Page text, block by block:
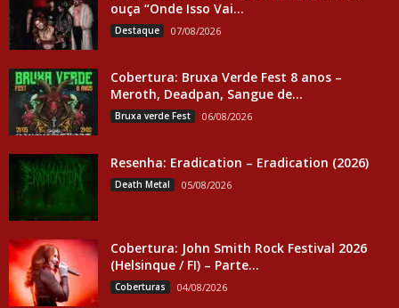
ouça “Onde Isso Vai...
Destaque 07/08/2026
Cobertura: Bruxa Verde Fest 8 anos –
Meroth, Deadpan, Sangue de...
Bruxa verde Fest 06/08/2026
Resenha: Eradication – Eradication (2026)
Death Metal 05/08/2026
Cobertura: John Smith Rock Festival 2026
(Helsinque / FI) – Parte...
Coberturas 04/08/2026